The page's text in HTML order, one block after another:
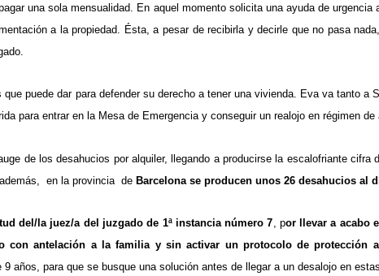
una sola mensualidad. En aquel momento solicita una ayuda de urgencia
a la propiedad. Ésta, a pesar de recibirla y decirle que no pasa
puede dar para defender su derecho a tener una vivienda. Eva va tanto a
para entrar en la Mesa de Emergencia y conseguir un realojo en régimen
de los desahucios por alquiler, llegando a producirse la escalofriante cifra
en la provincia de Barcelona se producen unos 26 desahucios al
del/la juez/a del juzgado de 1ª instancia número 7, por llevar a acabo
antelación a la familia y sin activar un protocolo de protección
años, para que se busque una solución antes de llegar a un desalojo en